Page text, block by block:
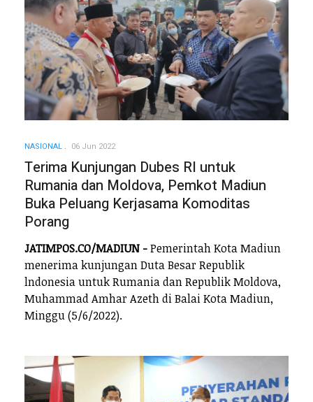
NASIONAL 06 Jun 2022
Terima Kunjungan Dubes RI untuk
Rumania dan Moldova, Pemkot Madiun
Buka Peluang Kerjasama Komoditas
Porang
JATIMPOS.CO/MADIUN -Pemerintah Kota Madiun
menerima kunjungan Duta Besar Republik
lndonesia untuk Rumania dan Republik Moldova,
Muhammad Amhar Azeth di Balai Kota Madiun,
Minggu (5/6/2022).